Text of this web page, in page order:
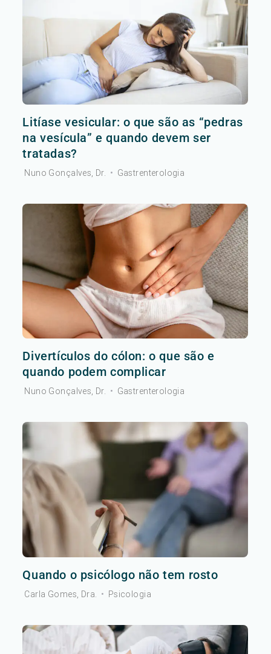
Litíase vesicular: o que são as “pedras
na vesícula” e quando devem ser
tratadas?
Nuno Gonçalves, Dr. • Gastrenterologia
Divertículos do cólon: o que são e
quando podem complicar
Nuno Gonçalves, Dr. • Gastrenterologia
Quando o psicólogo não tem rosto
Carla Gomes, Dra. • Psicologia